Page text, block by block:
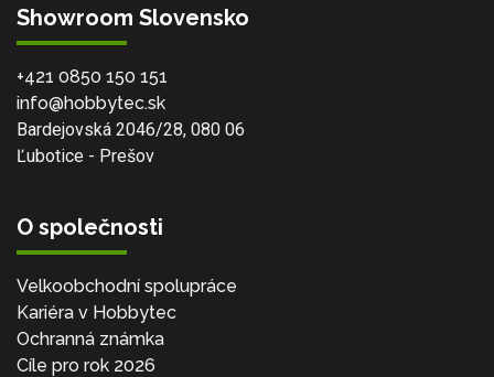
Showroom Slovensko
+421 0850 150 151
info@hobbytec.sk
Bardejovská 2046/28, 080 06
Ľubotice - Prešov
O společnosti
Velkoobchodní spolupráce
Kariéra v Hobbytec
Ochranná známka
Cíle pro rok 2026